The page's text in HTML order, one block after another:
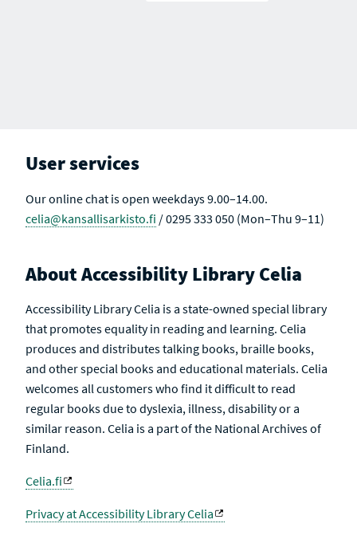
User services
Our online chat is open weekdays 9.00–14.00.
celia@kansallisarkisto.fi / 0295 333 050 (Mon–Thu 9–11)
About Accessibility Library Celia
Accessibility Library Celia is a state-owned special library
that promotes equality in reading and learning. Celia
produces and distributes talking books, braille books,
and other special books and educational materials. Celia
welcomes all customers who find it difficult to read
regular books due to dyslexia, illness, disability or a
similar reason. Celia is a part of the National Archives of
Finland.
Celia.fi
Privacy at Accessibility Library Celia